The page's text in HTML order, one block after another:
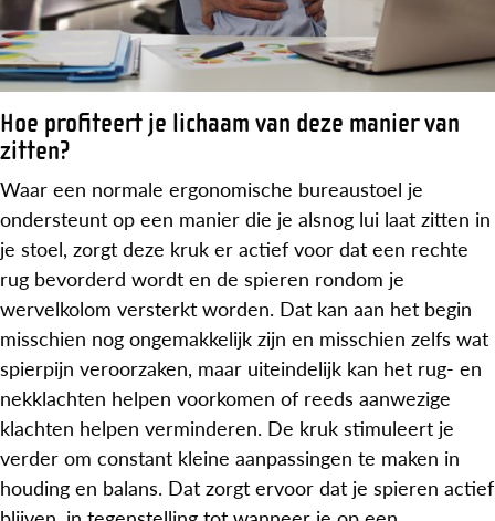
Hoe profiteert je lichaam van deze manier van
zitten?
Waar een normale ergonomische bureaustoel je
ondersteunt op een manier die je alsnog lui laat zitten in
je stoel, zorgt deze kruk er actief voor dat een rechte
rug bevorderd wordt en de spieren rondom je
wervelkolom versterkt worden. Dat kan aan het begin
misschien nog ongemakkelijk zijn en misschien zelfs wat
spierpijn veroorzaken, maar uiteindelijk kan het rug- en
nekklachten helpen voorkomen of reeds aanwezige
klachten helpen verminderen. De kruk stimuleert je
verder om constant kleine aanpassingen te maken in
houding en balans. Dat zorgt ervoor dat je spieren actief